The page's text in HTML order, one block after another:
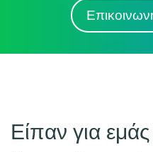
Είπαν για εμάς